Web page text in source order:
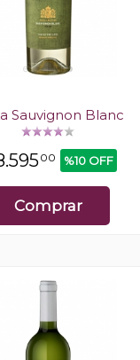
Sauvignon Blanc
00 %10 OFF
Comprar